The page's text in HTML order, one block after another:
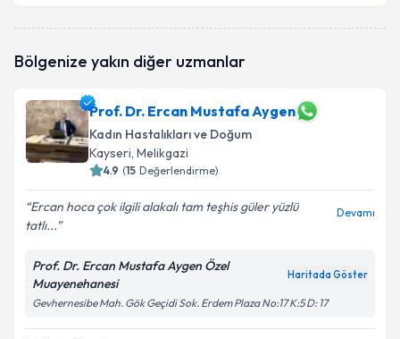
oluşturun. Size bu uzmandan randevu almanız için bir
E-posta Adresiniz
Kişisel verilerimin işlenmesine ilişkinAydınlatma
Takvim Talebini Gönder
Bölgenize yakın diğer uzmanlar
Prof. Dr. Ercan Mustafa Aygen
Kadın Hastalıkları ve Doğum
Kayseri, Melikgazi
4.9 (15 Değerlendirme)
Ercan hoca çok ilgili alakalı tam teşhis güler yüzlü
tatlı...
Devamı
Prof. Dr. Ercan Mustafa Aygen Özel
Muayenehanesi
Haritada Göster
Gevhernesibe Mah. Gök Geçidi Sok. Erdem Plaza No:17 K:5 D: 17